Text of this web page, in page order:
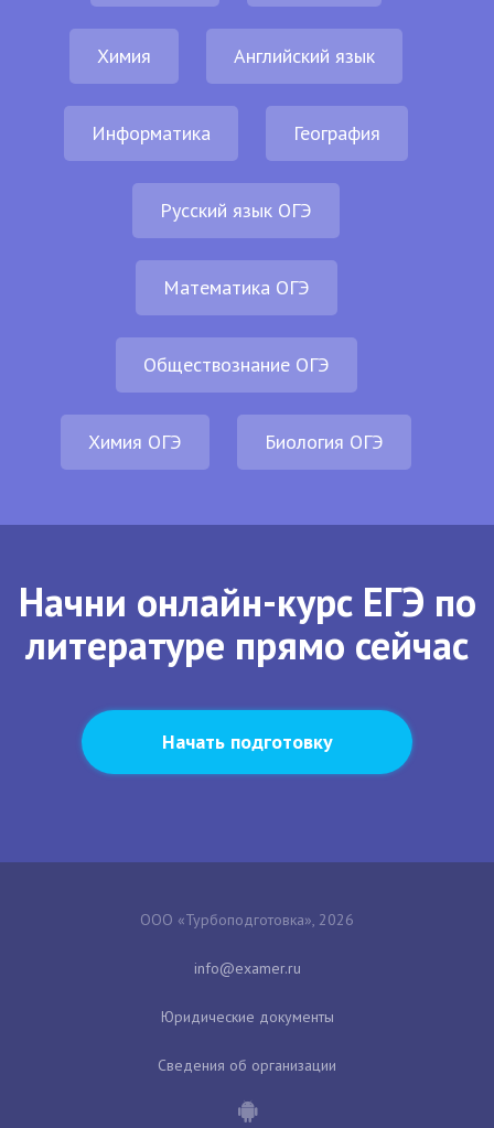
Химия Английский язык
Информатика География
Русский язык ОГЭ
Математика ОГЭ
Обществознание ОГЭ
Химия ОГЭ Биология ОГЭ
Начни онлайн-курс ЕГЭ по
литературе прямо сейчас
Начать подготовку
ООО «Турбоподготовка», 2026
Юридические документы
Сведения об организации